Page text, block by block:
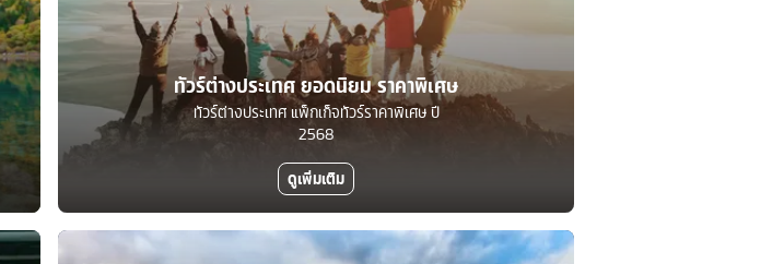
ทัวร์ต่างประเทศ ยอดนิยม ราคาพิเศษ
ทัวร์ต่างประเทศ แพ็กเก็จทัวร์ราคาพิเศษ ปี
2568
ดูเพิ่มเติม